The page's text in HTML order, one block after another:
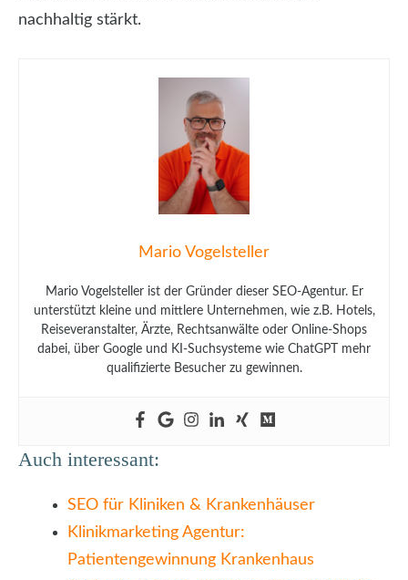
nachhaltig stärkt.
Mario Vogelsteller
Mario Vogelsteller ist der Gründer dieser SEO-Agentur. Er
unterstützt kleine und mittlere Unternehmen, wie z.B. Hotels,
Reiseveranstalter, Ärzte, Rechtsanwälte oder Online-Shops
dabei, über Google und KI-Suchsysteme wie ChatGPT mehr
qualifizierte Besucher zu gewinnen.
Auch interessant:
SEO für Kliniken & Krankenhäuser
Klinikmarketing Agentur:
Patientengewinnung Krankenhaus